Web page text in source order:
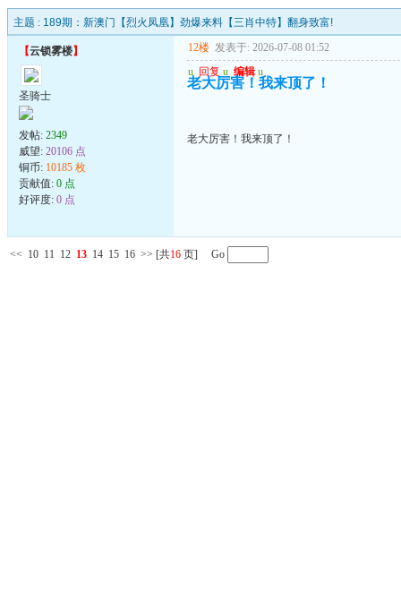
主题 : 189期：新澳门【烈火凤凰】劲爆来料【三肖中特】翻身致富!
【云锁雾楼】
圣骑士
发帖: 2349
威望: 20106 点
铜币: 10185 枚
贡献值: 0 点
好评度: 0 点
12楼 发表于: 2026-07-08 01:52
u 回复 u 编辑 u
老大厉害！我来顶了！
老大厉害！我来顶了！
<< 10 11 12 13 14 15 16 >> [共16 页] Go